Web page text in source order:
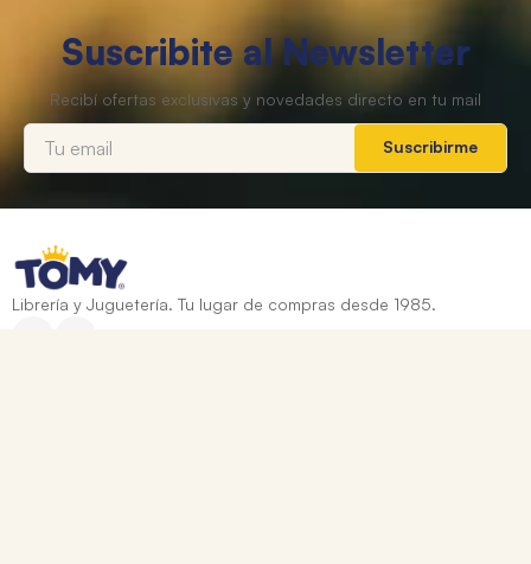
Suscribite al Newsletter
Suscribirme
Librería y Juguetería. Tu lugar de compras desde 1985.